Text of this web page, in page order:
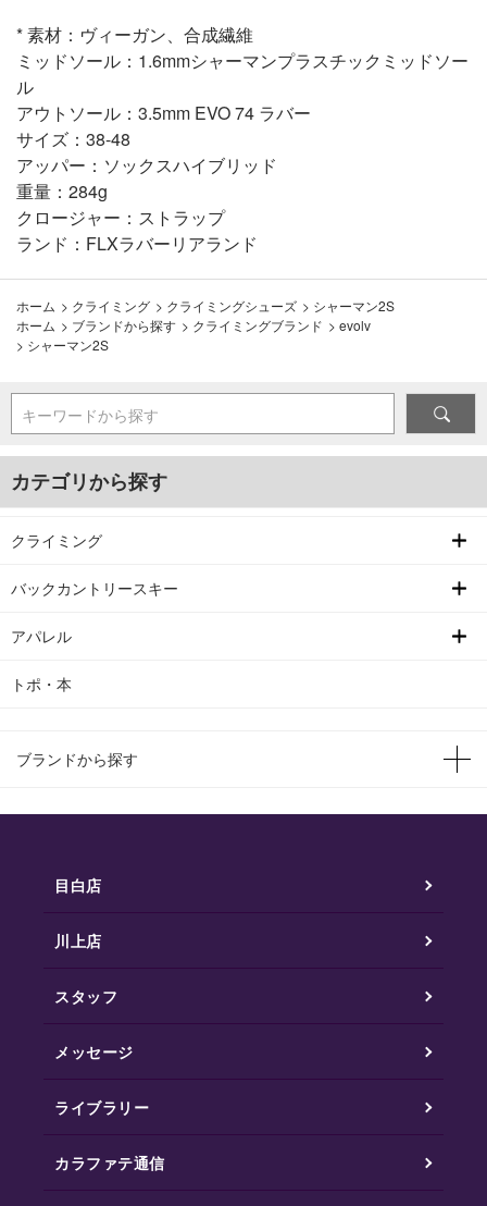
* 素材：ヴィーガン、合成繊維
ミッドソール：1.6mmシャーマンプラスチックミッドソー
ル
アウトソール：3.5mm EVO 74 ラバー
サイズ：38-48
アッパー：ソックスハイブリッド
重量：284g
クロージャー：ストラップ
ランド：FLXラバーリアランド
ホーム > クライミング > クライミングシューズ > シャーマン2S
ホーム > ブランドから探す > クライミングブランド > evolv
> シャーマン2S
キーワードから探す
カテゴリから探す
クライミング
バックカントリースキー
アパレル
トポ・本
ブランドから探す
目白店
川上店
スタッフ
メッセージ
ライブラリー
カラファテ通信